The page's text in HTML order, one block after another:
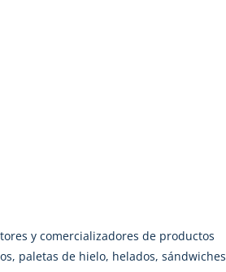
y comercializadores de productos
paletas de hielo, helados, sándwiches